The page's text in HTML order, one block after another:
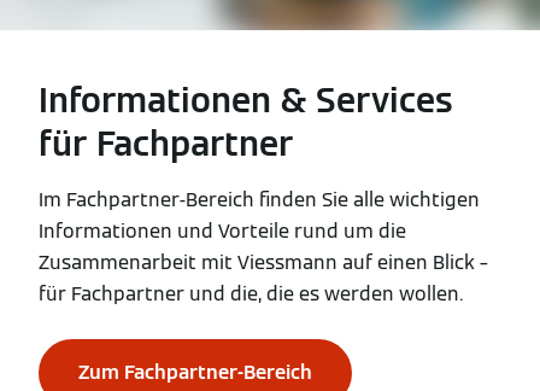
Informationen & Services
für Fachpartner
Im Fachpartner-Bereich finden Sie alle wichtigen
Informationen und Vorteile rund um die
Zusammenarbeit mit Viessmann auf einen Blick –
für Fachpartner und die, die es werden wollen.
Zum Fachpartner-Bereich